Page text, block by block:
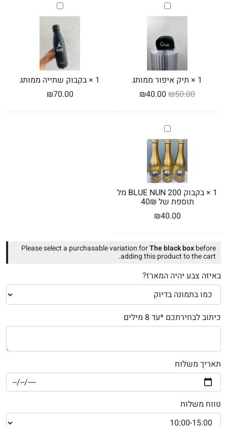
תיק
איפור
1
× תיק איפור ממותג
₪50.00
₪40.00
בקבוק
שתייה
ממותג
1
× בקבוק שתייה ממותג
₪70.00
בקבוק
BLUE
NUN
200
מל
תוספת
של
40₪ 1
× בקבוק BLUE NUN 200 מל
תוספת של 40₪
₪40.00
Please select a purchasable variation forThe black boxbefore
adding this product to the cart.
באיזה צבע יהיה המארז?
כיתוב לבחירתכם *עד 8 מילים
תאריך משלוח
טווח משלוח